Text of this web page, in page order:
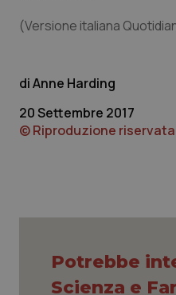
Puglia
Sardegna
Toscana
Umbria
Malattie rare
Malattia di Crohn &
Obesità
Oftalmologia
(Versione italiana
Anne Harding
20 Settembre 2017
© Riproduzione riservata
Potrebbe
Scienza e